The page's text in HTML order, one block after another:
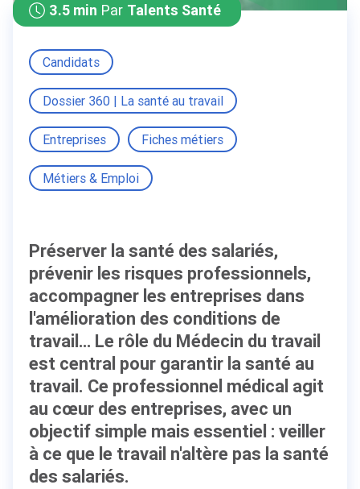
3.5 min Par Talents Santé
Candidats
Dossier 360 | La santé au travail
Entreprises Fiches métiers
Métiers & Emploi
Préserver la santé des salariés,
prévenir les risques professionnels,
accompagner les entreprises dans
l'amélioration des conditions de
travail… Le rôle du Médecin du travail
est central pour garantir la santé au
travail. Ce professionnel médical agit
au cœur des entreprises, avec un
objectif simple mais essentiel : veiller
à ce que le travail n'altère pas la santé
des salariés.